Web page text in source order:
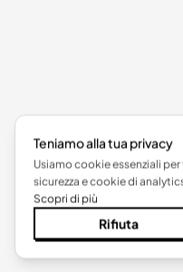
Teniamo alla tua privacy
Usiamo cookie essenziali
sicurezza e cookie di
Scopri di più
Rifiuta